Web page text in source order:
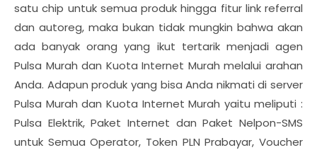
satu chip untuk semua produk hingga fitur link referral
dan autoreg, maka bukan tidak mungkin bahwa akan
ada banyak orang yang ikut tertarik menjadi agen
Pulsa Murah dan Kuota Internet Murah melalui arahan
Anda. Adapun produk yang bisa Anda nikmati di server
Pulsa Murah dan Kuota Internet Murah yaitu meliputi :
Pulsa Elektrik, Paket Internet dan Paket Nelpon-SMS
untuk Semua Operator, Token PLN Prabayar, Voucher